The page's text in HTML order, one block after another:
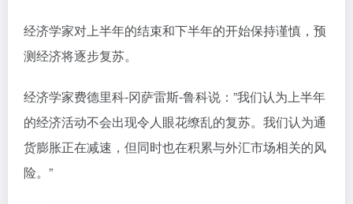
经济学家对上半年的结束和下半年的开始保持谨慎，预
测经济将逐步复苏。
经济学家费德里科-冈萨雷斯-鲁科说：”我们认为上半年
的经济活动不会出现令人眼花缭乱的复苏。我们认为通
货膨胀正在减速，但同时也在积累与外汇市场相关的风
险。”